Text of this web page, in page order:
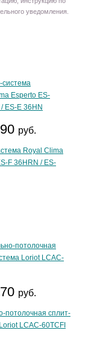
уведомления.
руб.
Royal Clima
F 36HRN / ES-
руб.
потолочная сплит-
LCAC-60TCFI